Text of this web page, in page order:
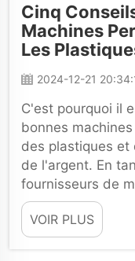
Cinq
Machines
Les
Coûts De
2024-12-21
C'est pourquoi il
bonnes
des plastiques
de l'argent. En
fournisseurs de
plastique sur le
pratiques qui
VOIR PLUS